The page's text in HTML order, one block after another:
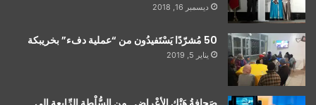
ديسمبر 16, 2018
50 مُشرّدًا يَسْتَفيدُون من “عملية دفء” بخريبكة
يناير 5, 2019